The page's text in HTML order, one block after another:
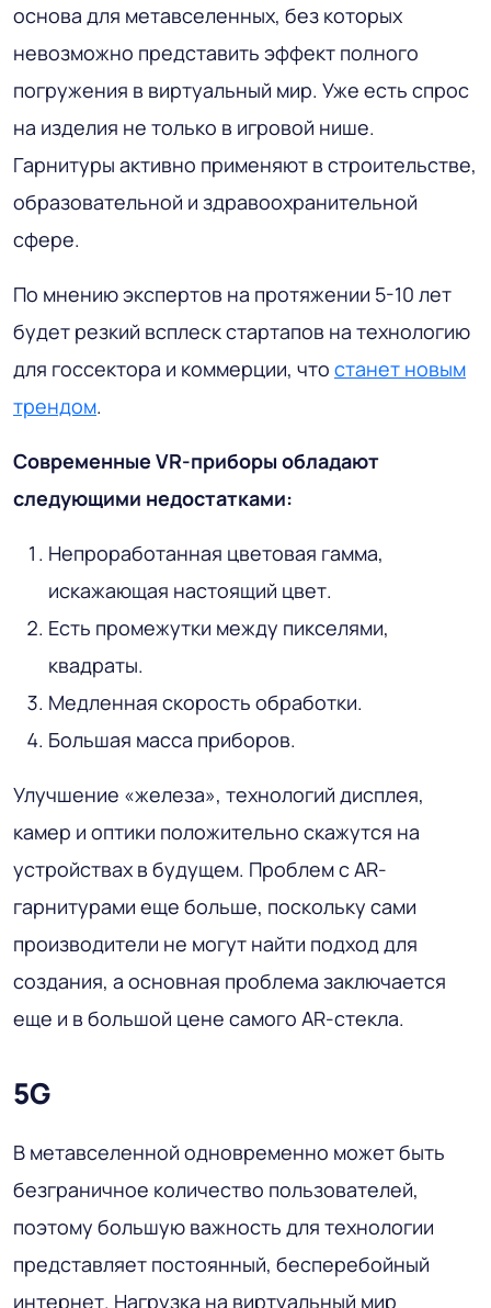
основа для метавселенных, без которых
невозможно представить эффект полного
погружения в виртуальный мир. Уже есть спрос
на изделия не только в игровой нише.
Гарнитуры активно применяют в строительстве,
образовательной и здравоохранительной
сфере.
По мнению экспертов на протяжении 5-10 лет
будет резкий всплеск стартапов на технологию
для госсектора и коммерции, что станет новым
трендом.
Современные VR-приборы обладают
следующими недостатками:
Непроработанная цветовая гамма,
искажающая настоящий цвет.
Есть промежутки между пикселями,
квадраты.
Медленная скорость обработки.
Большая масса приборов.
Улучшение «железа», технологий дисплея,
камер и оптики положительно скажутся на
устройствах в будущем. Проблем с AR-
гарнитурами еще больше, поскольку сами
производители не могут найти подход для
создания, а основная проблема заключается
еще и в большой цене самого AR-стекла.
5G
В метавселенной одновременно может быть
безграничное количество пользователей,
поэтому большую важность для технологии
представляет постоянный, бесперебойный
интернет. Нагрузка на виртуальный мир